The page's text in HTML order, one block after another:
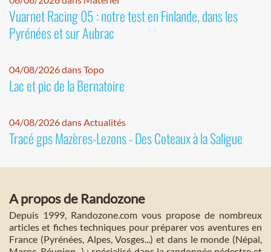
Vuarnet Racing 05 : notre test en Finlande, dans les
Pyrénées et sur Aubrac
04/08/2026 dans Topo
Lac et pic de la Bernatoire
04/08/2026 dans Actualités
Tracé gps Mazères-Lezons - Des Coteaux à la Saligue
A propos de Randozone
Depuis 1999, Randozone.com vous propose de nombreux
articles et fiches techniques pour préparer vos aventures en
France (Pyrénées, Alpes, Vosges...) et dans le monde (Népal,